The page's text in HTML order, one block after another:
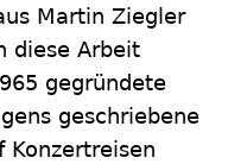
Martin Ziegler
diese Arbeit
gegründete
geschriebene
Konzertreisen